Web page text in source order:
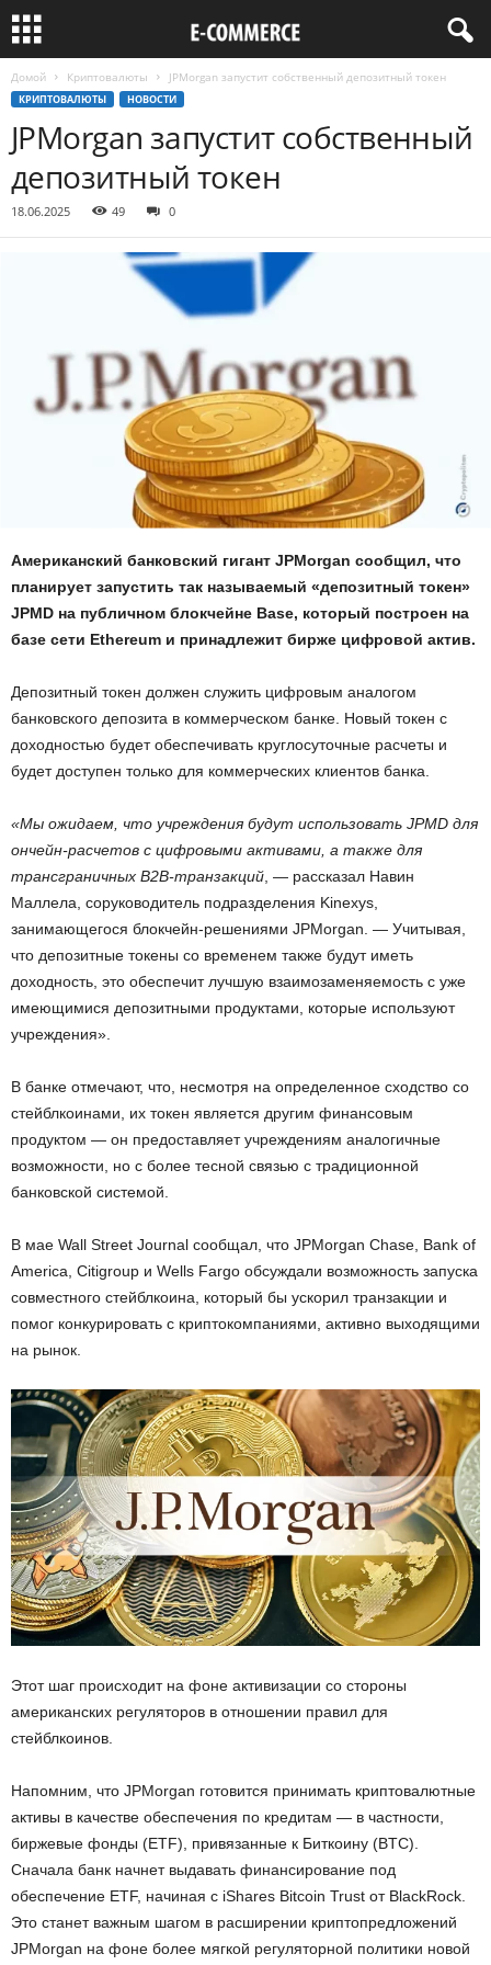
Домой Криптовалюты JPMorgan запустит собственный депозитный токен
КРИПТОВАЛЮТЫ НОВОСТИ
JPMorgan запустит собственный
депозитный токен
18.06.2025 49 0
Американский банковский гигант JPMorgan сообщил, что
планирует запустить так называемый «депозитный токен»
JPMD на публичном блокчейне Base, который построен на
базе сети Ethereum и принадлежит бирже цифровой актив.
Депозитный токен должен служить цифровым аналогом
банковского депозита в коммерческом банке. Новый токен с
доходностью будет обеспечивать круглосуточные расчеты и
будет доступен только для коммерческих клиентов банка.
«Мы ожидаем, что учреждения будут использовать JPMD для
ончейн-расчетов с цифровыми активами, а также для
трансграничных B2B-транзакций , — рассказал Навин
Маллела, соруководитель подразделения Kinexys,
занимающегося блокчейн-решениями JPMorgan. — Учитывая,
что депозитные токены со временем также будут иметь
доходность, это обеспечит лучшую взаимозаменяемость с уже
имеющимися депозитными продуктами, которые используют
учреждения».
В банке отмечают, что, несмотря на определенное сходство со
стейблкоинами, их токен является другим финансовым
продуктом — он предоставляет учреждениям аналогичные
возможности, но с более тесной связью с традиционной
банковской системой.
В мае Wall Street Journal сообщал, что JPMorgan Chase, Bank of
America, Citigroup и Wells Fargo обсуждали возможность запуска
совместного стейблкоина, который бы ускорил транзакции и
помог конкурировать с криптокомпаниями, активно выходящими
на рынок.
Этот шаг происходит на фоне активизации со стороны
американских регуляторов в отношении правил для
стейблкоинов.
Напомним, что JPMorgan готовится принимать криптовалютные
активы в качестве обеспечения по кредитам — в частности,
биржевые фонды (ETF), привязанные к Биткоину (BTC).
Сначала банк начнет выдавать финансирование под
обеспечение ETF, начиная с iShares Bitcoin Trust от BlackRock.
Это станет важным шагом в расширении криптопредложений
JPMorgan на фоне более мягкой регуляторной политики новой